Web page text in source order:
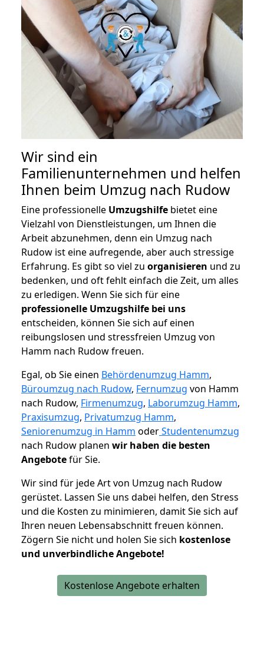
Wir sind ein
Familienunternehmen und helfen
Ihnen beim Umzug nach Rudow
Eine professionelle Umzugshilfe bietet eine
Vielzahl von Dienstleistungen, um Ihnen die
Arbeit abzunehmen, denn ein Umzug nach
Rudow ist eine aufregende, aber auch stressige
Erfahrung. Es gibt so viel zu organisieren und zu
bedenken, und oft fehlt einfach die Zeit, um alles
zu erledigen. Wenn Sie sich für eine
professionelle Umzugshilfe bei uns
entscheiden, können Sie sich auf einen
reibungslosen und stressfreien Umzug von
Hamm nach Rudow freuen.
Egal, ob Sie einen Behördenumzug Hamm,
Büroumzug nach Rudow, Fernumzug von Hamm
nach Rudow, Firmenumzug, Laborumzug Hamm,
Praxisumzug, Privatumzug Hamm,
Seniorenumzug in Hamm oderStudentenumzug
nach Rudow planen wir haben die besten
Angebotefür Sie.
Wir sind für jede Art von Umzug nach Rudow
gerüstet. Lassen Sie uns dabei helfen, den Stress
und die Kosten zu minimieren, damit Sie sich auf
Ihren neuen Lebensabschnitt freuen können.
Zögern Sie nicht und holen Sie sich kostenlose
und unverbindliche Angebote!
Kostenlose Angebote erhalten